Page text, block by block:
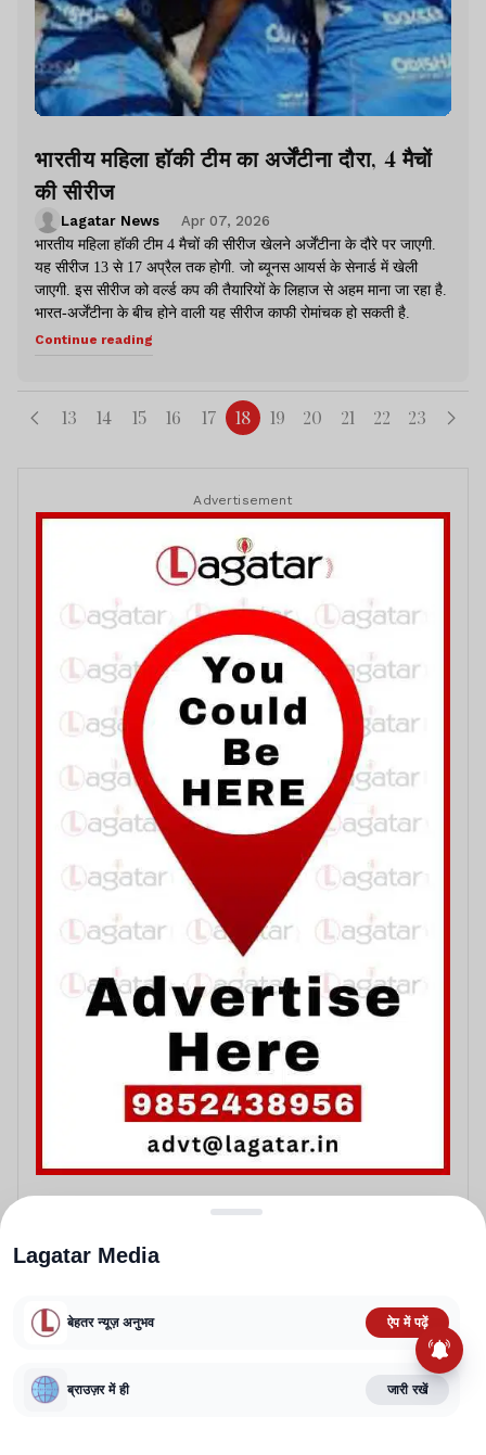
भारतीय महिला हॉकी टीम का अर्जेंटीना दौरा, 4 मैचों
की सीरीज
Lagatar News
Apr 07, 2026
भारतीय महिला हॉकी टीम 4 मैचों की सीरीज खेलने अर्जेंटीना के दौरे पर जाएगी.
यह सीरीज 13 से 17 अप्रैल तक होगी. जो ब्यूनस आयर्स के सेनार्ड में खेली
जाएगी. इस सीरीज को वर्ल्ड कप की तैयारियों के लिहाज से अहम माना जा रहा है.
भारत-अर्जेंटीना के बीच होने वाली यह सीरीज काफी रोमांचक हो सकती है.
Continue reading
13 14 15 16 17 18 19 20 21 22 23
Advertisement
TERMS AND CONDITIONS
CORRECTIONS POLICY
FACT CHECKING POLICY
Lagatar Media
बेहतर न्यूज़ अनुभव ऐप में पढ़ें
ब्राउज़र में ही जारी रखें